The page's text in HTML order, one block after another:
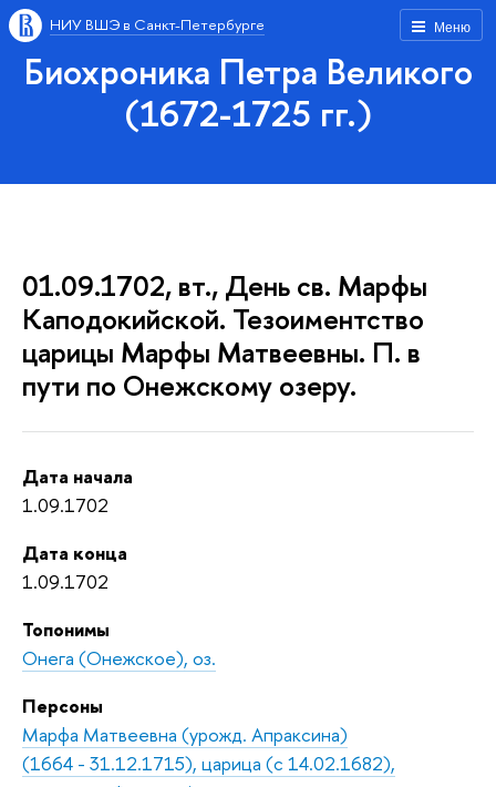
Меню
НИУ ВШЭ в Санкт-Петербурге
Биохроника Петра Великого
(1672-1725 гг.)
01.09.1702, вт., День св. Марфы
Каподокийской. Тезоиментство
царицы Марфы Матвеевны. П. в
пути по Онежскому озеру.
Дата начала
1.09.1702
Дата конца
1.09.1702
Топонимы
Онега (Онежское), оз.
Персоны
Марфа Матвеевна (урожд. Апраксина)
(1664 - 31.12.1715), царица (с 14.02.1682),